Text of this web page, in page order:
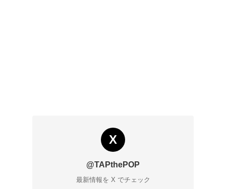
X
@TAPthePOP
最新情報を X でチェック